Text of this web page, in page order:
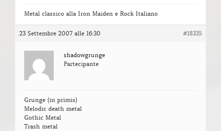
Metal classico alla Iron Maiden e Rock Italiano
23 Settembre 2007 alle 16:30 #18335
shadowgrunge
Partecipante
Grunge (in primis)
Melodic death metal
Gothic Metal
Trash metal